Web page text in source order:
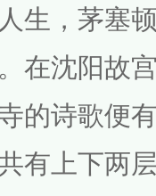
生，茅塞
在沈阳故
的诗歌便
有上下两